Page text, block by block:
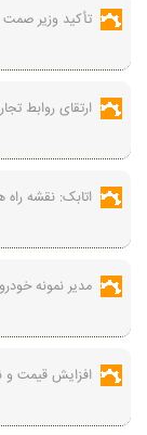
تأکید وزیر صمت
ارتقای روابط
اتابک: نقشه
مدیر نمونه
افزایش قیمت و